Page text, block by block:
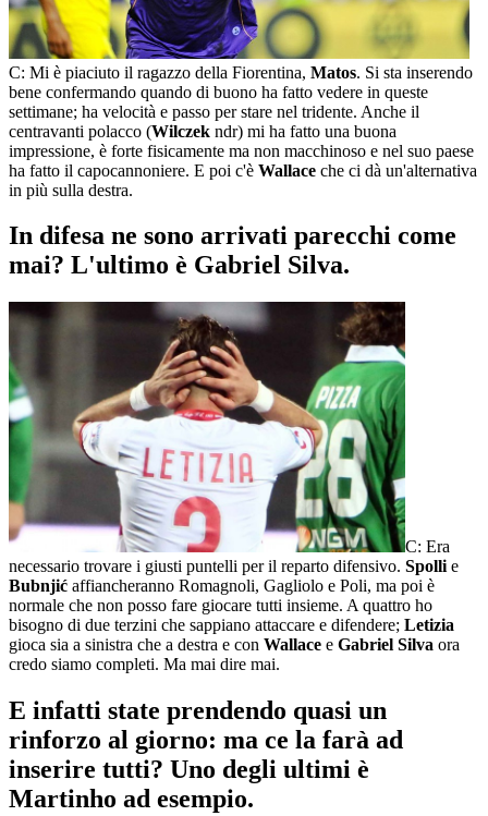
C: Mi è piaciuto il ragazzo della Fiorentina, Matos. Si sta inserendo
bene confermando quando di buono ha fatto vedere in queste
settimane; ha velocità e passo per stare nel tridente. Anche il
centravanti polacco (Wilczek ndr) mi ha fatto una buona
impressione, è forte fisicamente ma non macchinoso e nel suo paese
ha fatto il capocannoniere. E poi c'è Wallace che ci dà un'alternativa
in più sulla destra.
In difesa ne sono arrivati parecchi come
mai? L'ultimo è Gabriel Silva.
C: Era
necessario trovare i giusti puntelli per il reparto difensivo. Spolli e
Bubnjić affiancheranno Romagnoli, Gagliolo e Poli, ma poi è
normale che non posso fare giocare tutti insieme. A quattro ho
bisogno di due terzini che sappiano attaccare e difendere; Letizia
gioca sia a sinistra che a destra e con Wallace e Gabriel Silva ora
credo siamo completi. Ma mai dire mai.
E infatti state prendendo quasi un
rinforzo al giorno: ma ce la farà ad
inserire tutti? Uno degli ultimi è
Martinho ad esempio.